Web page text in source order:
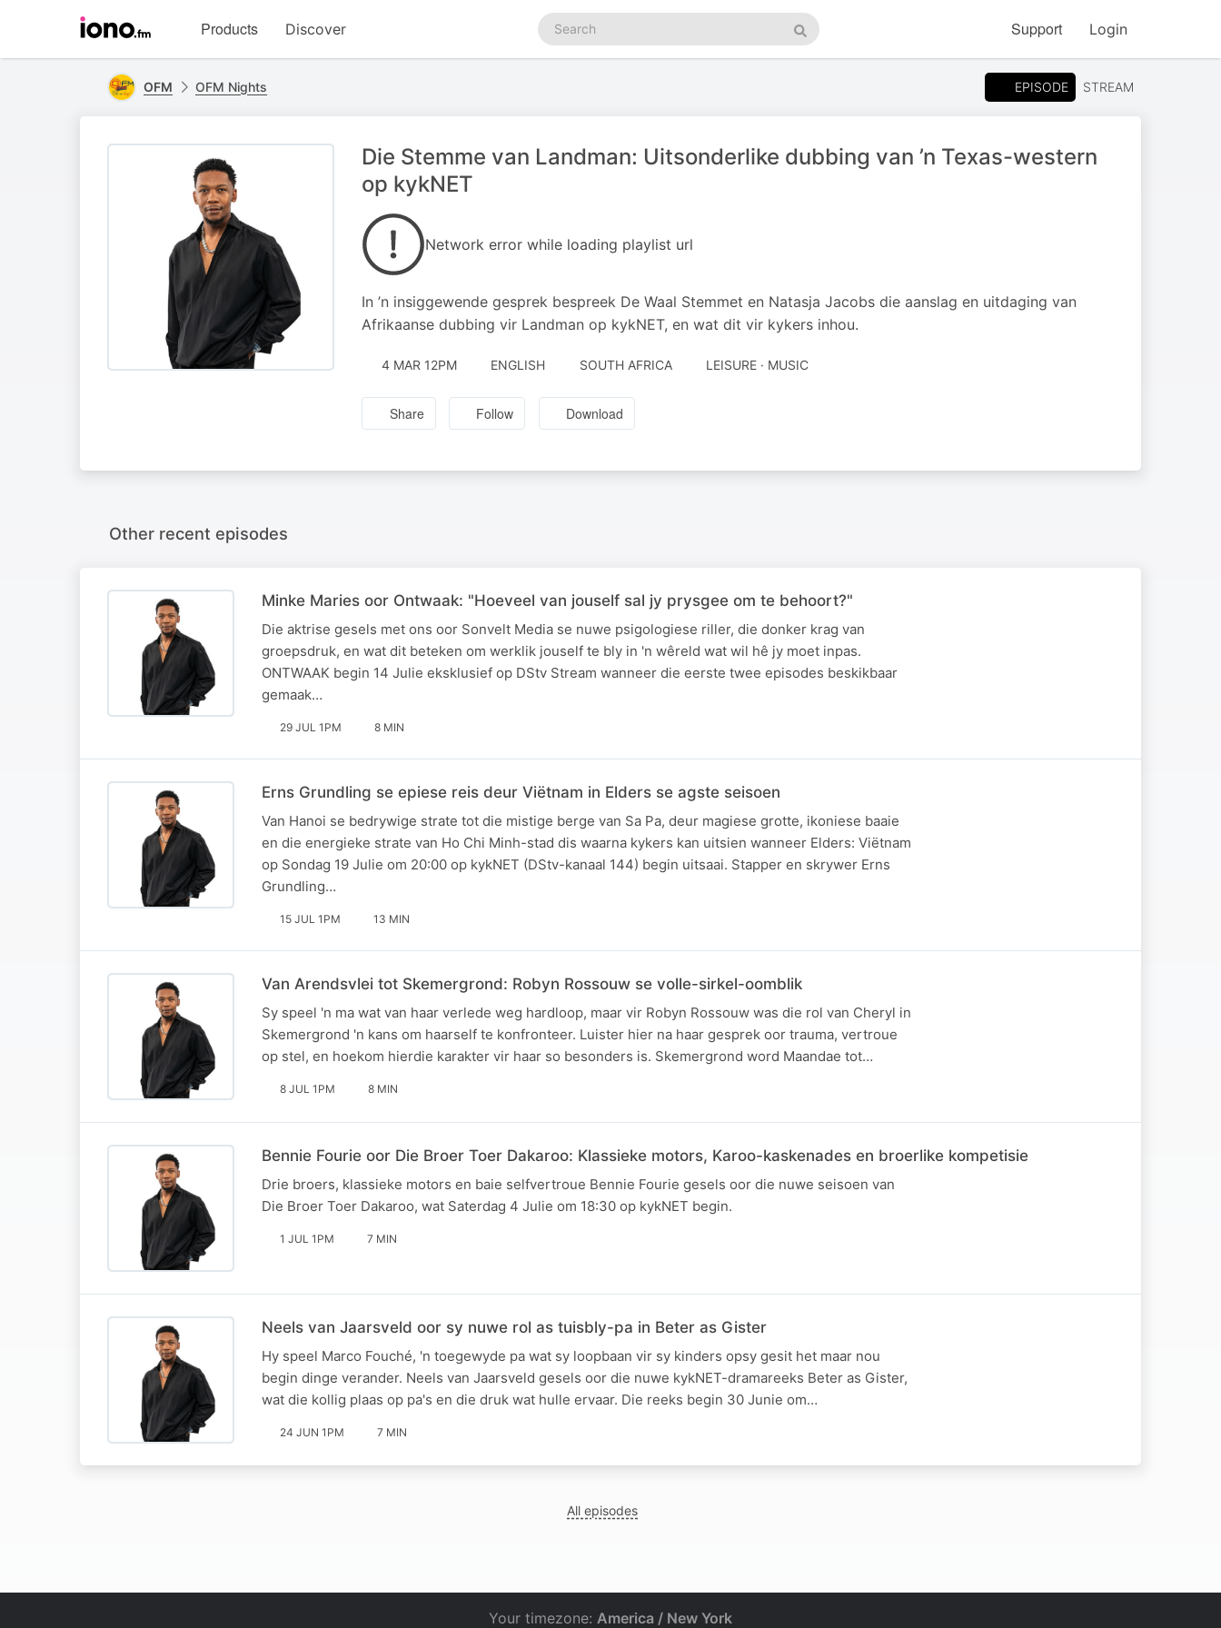
homepage
Products Discover
Search
podcasts
Search
Support Login
OFM OFM Nights EPISODE STREAM
Die Stemme van Landman: Uitsonderlike dubbing van ’n Texas-western
op kykNET
Network error while loading playlist url
In ’n insiggewende gesprek bespreek De Waal Stemmet en Natasja Jacobs die aanslag en uitdaging van
Afrikaanse dubbing vir Landman op kykNET, en wat dit vir kykers inhou.
4 MAR 12PM ENGLISH SOUTH AFRICA LEISURE · MUSIC
Share Follow Download
Other recent episodes
Minke Maries oor Ontwaak: "Hoeveel van jouself sal jy prysgee om te behoort?"
Die aktrise gesels met ons oor Sonvelt Media se nuwe psigologiese riller, die donker krag van
groepsdruk, en wat dit beteken om werklik jouself te bly in 'n wêreld wat wil hê jy moet inpas.
ONTWAAK begin 14 Julie eksklusief op DStv Stream wanneer die eerste twee episodes beskikbaar
gemaak…
29 JUL 1PM 8 MIN
Erns Grundling se epiese reis deur Viëtnam in Elders se agste seisoen
Van Hanoi se bedrywige strate tot die mistige berge van Sa Pa, deur magiese grotte, ikoniese baaie
en die energieke strate van Ho Chi Minh-stad dis waarna kykers kan uitsien wanneer Elders: Viëtnam
op Sondag 19 Julie om 20:00 op kykNET (DStv-kanaal 144) begin uitsaai. Stapper en skrywer Erns
Grundling…
15 JUL 1PM 13 MIN
Van Arendsvlei tot Skemergrond: Robyn Rossouw se volle-sirkel-oomblik
Sy speel 'n ma wat van haar verlede weg hardloop, maar vir Robyn Rossouw was die rol van Cheryl in
Skemergrond 'n kans om haarself te konfronteer. Luister hier na haar gesprek oor trauma, vertroue
op stel, en hoekom hierdie karakter vir haar so besonders is. Skemergrond word Maandae tot…
8 JUL 1PM 8 MIN
Bennie Fourie oor Die Broer Toer Dakaroo: Klassieke motors, Karoo-kaskenades en broerlike kompetisie
Drie broers, klassieke motors en baie selfvertroue Bennie Fourie gesels oor die nuwe seisoen van
Die Broer Toer Dakaroo, wat Saterdag 4 Julie om 18:30 op kykNET begin.
1 JUL 1PM 7 MIN
Neels van Jaarsveld oor sy nuwe rol as tuisbly-pa in Beter as Gister
Hy speel Marco Fouché, 'n toegewyde pa wat sy loopbaan vir sy kinders opsy gesit het maar nou
begin dinge verander. Neels van Jaarsveld gesels oor die nuwe kykNET-dramareeks Beter as Gister,
wat die kollig plaas op pa's en die druk wat hulle ervaar. Die reeks begin 30 Junie om…
24 JUN 1PM 7 MIN
All episodes
Your timezone: America / New York